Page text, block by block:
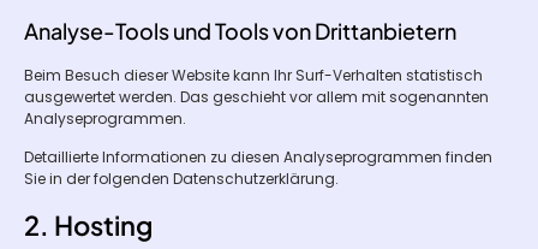
Analyse-Tools und Tools von Dritt­anbietern
Beim Besuch dieser Website kann Ihr Surf-Verhalten statistisch
ausgewertet werden. Das geschieht vor allem mit sogenannten
Analyseprogrammen.
Detaillierte Informationen zu diesen Analyseprogrammen finden
Sie in der folgenden Datenschutzerklärung.
2. Hosting